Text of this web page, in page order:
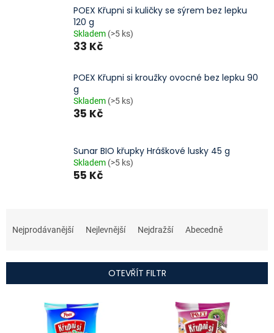
POEX Křupni si kuličky se sýrem bez lepku
120 g
Skladem (>5 ks)
33 Kč
POEX Křupni si kroužky ovocné bez lepku 90
g
Skladem (>5 ks)
35 Kč
Sunar BIO křupky Hráškové lusky 45 g
Skladem (>5 ks)
55 Kč
a
í
Nejprodávanější Nejlevnější Nejdražší Abecedně
OTEVŘÍT FILTR